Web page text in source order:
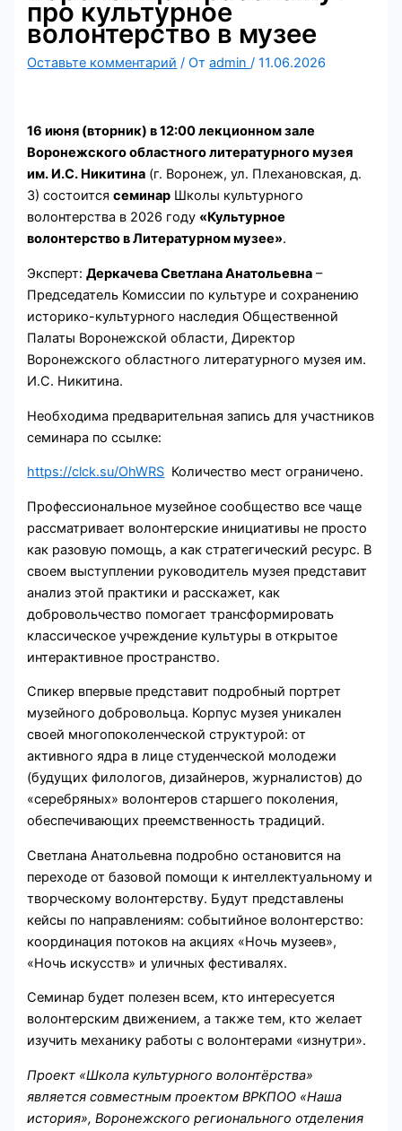
про культурное
волонтерство в музее
Оставьте комментарий / Отadmin/11.06.2026
16 июня (вторник) в 12:00 лекционном зале
Воронежского областного литературного музея
им. И.С. Никитина (г. Воронеж, ул. Плехановская, д.
3) состоитсясеминар Школы культурного
волонтерства в 2026 году «Культурное
волонтерство в Литературном музее».
Эксперт:Деркачева Светлана Анатольевна –
Председатель Комиссии по культуре и сохранению
историко-культурного наследия Общественной
Палаты Воронежской области, Директор
Воронежского областного литературного музея им.
И.С. Никитина.
Необходима предварительная запись для участников
семинара по ссылке:
https://clck.su/OhWRS Количество мест ограничено.
Профессиональное музейное сообщество все чаще
рассматривает волонтерские инициативы не просто
как разовую помощь, а как стратегический ресурс. В
своем выступлении руководитель музея представит
анализ этой практики и расскажет, как
добровольчество помогает трансформировать
классическое учреждение культуры в открытое
интерактивное пространство.
Спикер впервые представит подробный портрет
музейного добровольца. Корпус музея уникален
своей многопоколенческой структурой: от
активного ядра в лице студенческой молодежи
(будущих филологов, дизайнеров, журналистов) до
«серебряных» волонтеров старшего поколения,
обеспечивающих преемственность традиций.
Светлана Анатольевна подробно остановится на
переходе от базовой помощи к интеллектуальному и
творческому волонтерству. Будут представлены
кейсы по направлениям: событийное волонтерство:
координация потоков на акциях «Ночь музеев»,
«Ночь искусств» и уличных фестивалях.
Семинар будет полезен всем, кто интересуется
волонтерским движением, а также тем, кто желает
изучить механику работы с волонтерами «изнутри».
Проект «Школа культурного волонтёрства»
является совместным проектом ВРКПОО «Наша
история», Воронежского регионального отделения